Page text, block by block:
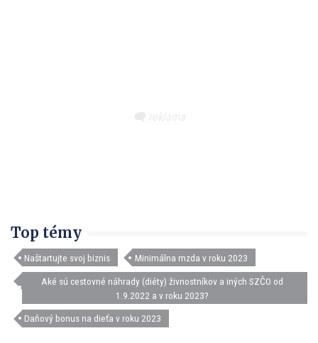
Top témy
Naštartujte svoj biznis Minimálna mzda v roku 2023
Aké sú cestovné náhrady (diéty) živnostníkov a iných SZČO od
1.9.2022 a v roku 2023?
Daňový bonus na dieťa v roku 2023